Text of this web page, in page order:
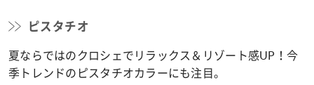
ピスタチオ
夏ならではのクロシェでリラックス＆リゾート感UP！今
季トレンドのピスタチオカラーにも注目。